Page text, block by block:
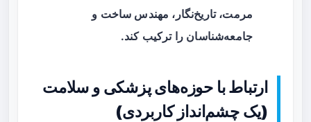
مرمت، تاریخ‌نگار، مهندس ساخت و
جامعه‌شناسان را ترکیب کند.
ارتباط با حوزه‌های پزشکی و سلامت
(یک چشم‌انداز کاربردی)